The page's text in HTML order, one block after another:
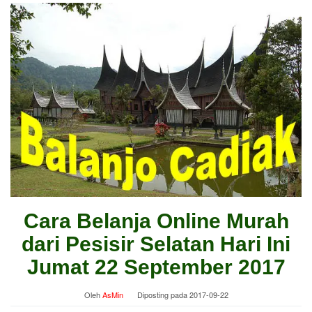
Cara Belanja Online Murah
dari Pesisir Selatan Hari Ini
Jumat 22 September 2017
OlehAsMin Diposting pada2017-09-22